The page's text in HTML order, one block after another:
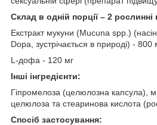
Склад в одній порції – 2 рослинні
Екстракт мукуни (Mucuna spp.)
Dopa, зустрічається в природі) - 800
L-дофа - 120 мг
Інші інгредієнти:
Гіпромелоза (целюлозна капсула),
целюлоза та стеаринова кислота
Спосіб застосування: